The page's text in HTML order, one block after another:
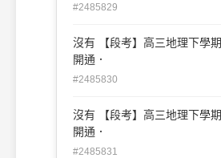
#2485829
沒有 【段考】高三地理下學
開通．
#2485830
沒有 【段考】高三地理下學
開通．
#2485831